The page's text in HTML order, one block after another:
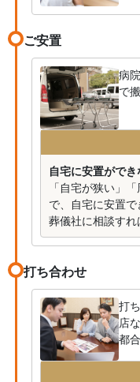
ご安置
病
で
自宅に安置がで
「自宅が狭い」
で、自宅に安置で
葬儀社に相談すれ
打ち合わせ
打
店
都